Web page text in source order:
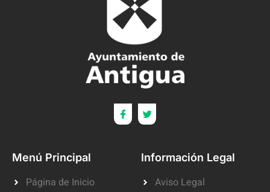
Menú Principal
Página de Inicio
Información Legal
Aviso Legal